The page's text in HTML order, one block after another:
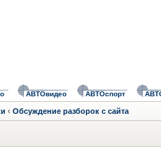
АВТОвидео АВТОспорт
‹ Обсуждение разборок с сайта